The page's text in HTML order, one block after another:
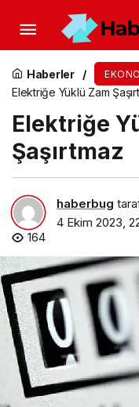
Haberler
Elektriğe Yüklü Zam
Elektriğe
Şaşırtmaz
haberbug
4 Ekim 2023,
164
Alibaba.com’un
Tempo BPO İş